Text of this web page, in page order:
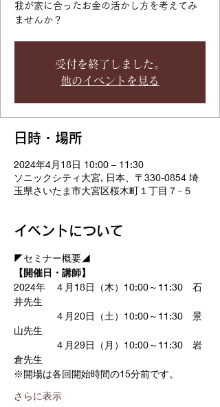
我が家に合ったお金の活かし方を考えてみ
ませんか？
受付を終了しました。
他のイベントを見る
日時・場所
2024年4月18日 10:00 – 11:30
ソニックシティ大宮, 日本、〒330-0854 埼
玉県さいたま市大宮区桜木町１丁目７−５
イベントについて
◤セミナー概要◢
【開催日・講師】
2024年　４月18日（木）10:00～11:30　石
井先生
４月20日（土）10:00～11:30　景
山先生
４月29日（月）10:00～11:30　岩
倉先生
※開場は各回開始時間の15分前です。
さらに表示